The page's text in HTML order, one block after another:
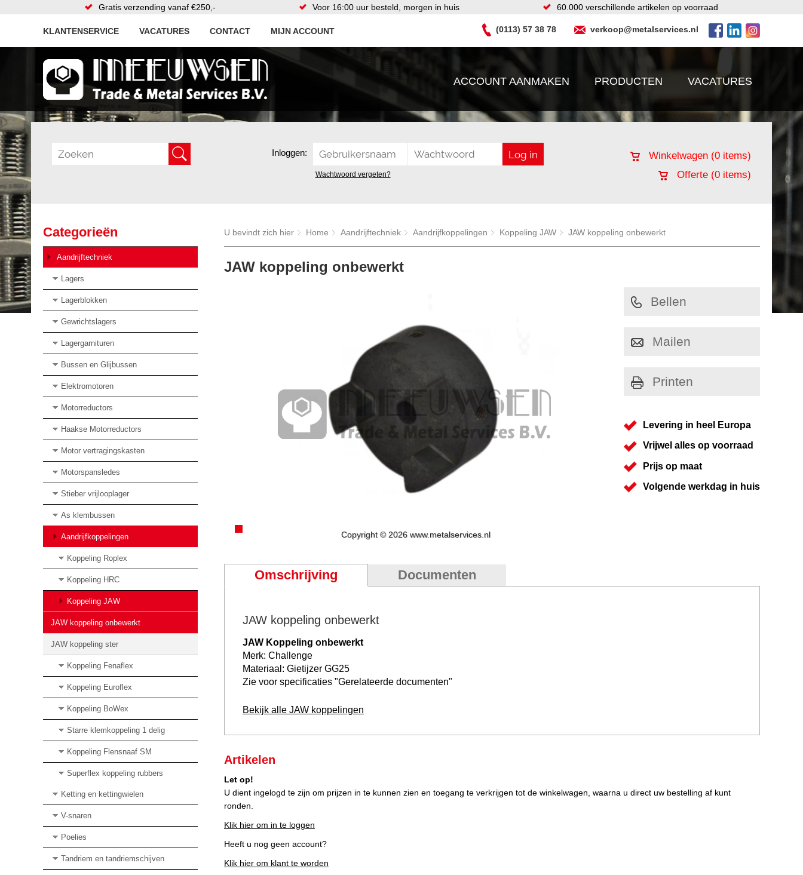
Gratis verzending vanaf €250,- Voor 16:00 uur besteld, morgen in huis 60.000 verschillende artikelen op voorraad
KLANTENSERVICE VACATURES CONTACT MIJN ACCOUNT (0113) 57 38 78 verkoop@metalservices.nl
ACCOUNT AANMAKEN PRODUCTEN VACATURES
Inloggen:
Wachtwoord vergeten?
Winkelwagen (0 items)
Offerte (0 items)
Categorieën
Aandrijftechniek
Lagers
Lagerblokken
Gewrichtslagers
Lagergarnituren
Bussen en Glijbussen
Elektromotoren
Motorreductors
Haakse Motorreductors
Motor vertragingskasten
Motorspansledes
Stieber vrijlooplager
As klembussen
Aandrijfkoppelingen
Koppeling Roplex
Koppeling HRC
Koppeling JAW
JAW koppeling onbewerkt
JAW koppeling ster
Koppeling Fenaflex
Koppeling Euroflex
Koppeling BoWex
Starre klemkoppeling 1 delig
Koppeling Flensnaaf SM
Superflex koppeling rubbers
Ketting en kettingwielen
V-snaren
Poelies
Tandriem en tandriemschijven
U bevindt zich hier Home Aandrijftechniek Aandrijfkoppelingen Koppeling JAW JAW koppeling onbewerkt
JAW koppeling onbewerkt
Copyright © 2026 www.metalservices.nl
Bellen
Mailen
Printen
Levering in heel Europa
Vrijwel alles op voorraad
Prijs op maat
Volgende werkdag in huis
Omschrijving Documenten
JAW koppeling onbewerkt
JAW Koppeling onbewerkt
Merk: Challenge
Materiaal: Gietijzer GG25
Zie voor specificaties "Gerelateerde documenten"
Bekijk alle JAW koppelingen
Artikelen
Let op!
U dient ingelogd te zijn om prijzen in te kunnen zien en toegang te verkrijgen tot de winkelwagen, waarna u direct uw bestelling af kunt
ronden.
Klik hier om in te loggen
Heeft u nog geen account?
Klik hier om klant te worden